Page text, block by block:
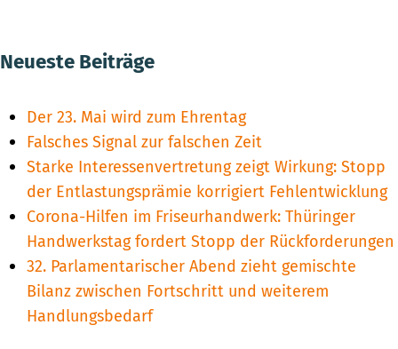
Neueste Beiträge
Der 23. Mai wird zum Ehrentag
Falsches Signal zur falschen Zeit
Starke Interessenvertretung zeigt Wirkung: Stopp
der Entlastungsprämie korrigiert Fehlentwicklung
Corona-Hilfen im Friseurhandwerk: Thüringer
Handwerkstag fordert Stopp der Rückforderungen
32. Parlamentarischer Abend zieht gemischte
Bilanz zwischen Fortschritt und weiterem
Handlungsbedarf